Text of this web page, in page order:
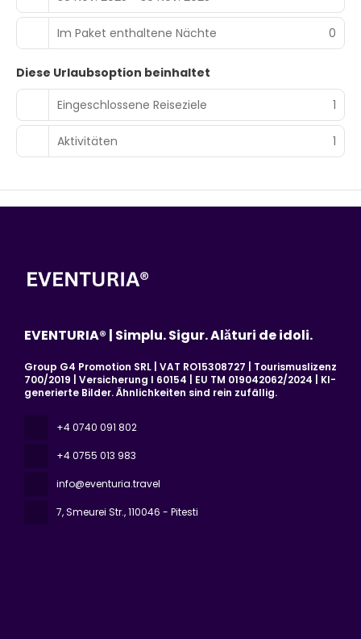
Im Paket enthaltene Nächte 0
Diese Urlaubsoption beinhaltet
Eingeschlossene Reiseziele
1
Aktivitäten 1
EVENTURIA® | Simplu. Sigur. Alături de idoli.
Group G4 Promotion SRL | VAT RO15308727 | Tourismuslizenz
700/2019 | Versicherung I 60154 | EU TM 019042062/2024 | KI-
generierte Bilder. Ähnlichkeiten sind rein zufällig.
+4 0740 091 802
+4 0755 013 983
info@eventuria.travel
7, Smeurei Str., 110046 - Pitesti